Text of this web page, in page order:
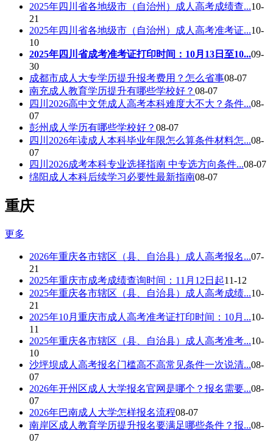
2025年四川省各地级市（自治州）成人高考成绩查...10-
21
2025年四川省各地级市（自治州）成人高考准考证...10-
10
2025年四川省成考准考证打印时间：10月13日至10...09-
30
成都市成人大专学历提升报考费用？怎么省事08-07
南充成人教育学历提升有哪些学校好？ 08-07
四川2026高中文凭成人高考本科难度大不大？条件...08-
07
彭州成人学历有哪些学校好？ 08-07
四川2026年读成人本科毕业年限怎么算条件材料怎...08-
07
四川2026成考本科专业选择指南 中专选方向条件...08-07
绵阳成人本科后续学习必要性最新指南08-07
重庆
更多
2026年重庆各市辖区（县、自治县）成人高考报名...07-
21
2025年重庆市成考成绩查询时间：11月12日起11-12
2025年重庆各市辖区（县、自治县）成人高考成绩...10-
21
2025年10月重庆市成人高考准考证打印时间：10月...10-
11
2025年重庆各市辖区（县、自治县）成人高考准考...10-
10
沙坪坝成人高考报名门槛高不高常见条件一次说清...08-
07
2026年开州区成人大学报名官网是哪个？报名需要...08-
07
2026年巴南成人大学怎样报名流程08-07
南岸区成人教育学历提升报名要满足哪些条件？报...08-
07